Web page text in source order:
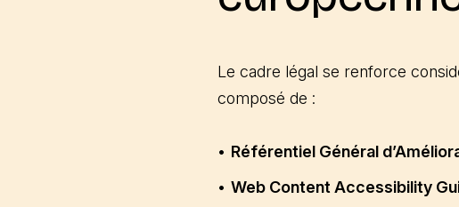
Le cadre légal se renforce
composé de :
Référentiel Général
Web Content Accessibility